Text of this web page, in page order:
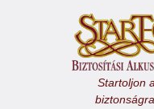
Startoljon a